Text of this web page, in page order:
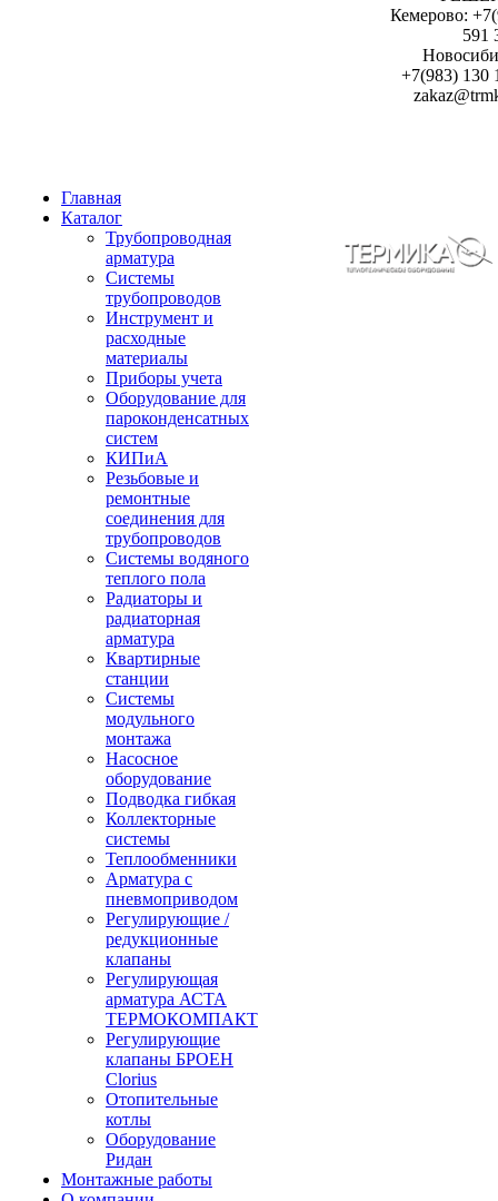
Кемерово:
591
+7(983) 130
Главная
Каталог
Трубопроводная
арматура
Системы
трубопроводов
Инструмент и
расходные
материалы
Приборы учета
Оборудование для
пароконденсатных
систем
КИПиА
Резьбовые и
ремонтные
соединения для
трубопроводов
Системы водяного
теплого пола
Радиаторы и
радиаторная
арматура
Квартирные
станции
Системы
модульного
монтажа
Насосное
оборудование
Подводка гибкая
Коллекторные
системы
Теплообменники
Арматура с
пневмоприводом
Регулирующие /
редукционные
клапаны
Регулирующая
арматура АСТА
ТЕРМОКОМПАКТ
Регулирующие
клапаны БРОЕН
Clorius
Отопительные
котлы
Оборудование
Ридан
Монтажные работы